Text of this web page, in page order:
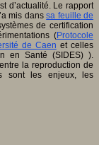
d’actualité. Le rapport
mis danssa feuille de
de certification
(Protocole
de Caen et celles
en Santé (SIDES) ).
la reproduction de
sont les enjeux, les